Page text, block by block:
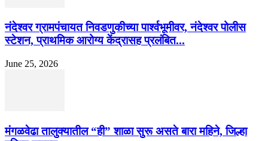
नंदेश्वर ग्रामपंचायत निवडणुकीच्या पार्श्वभूमीवर, नंदेश्वर पोलीस
स्टेशन, प्राथमिक आरोग्य केंद्रासह प्रलंबित...
June 25, 2026
मंगळवेढा तालुक्यातील “ही” शाळा सुरू असते बारा महिने, जिल्हा